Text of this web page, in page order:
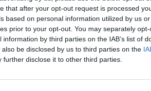
that after your opt-out request is processed
based on personal information utilized by us
prior to your opt-out. You may separately
by third parties on the IAB’s list of
be disclosed by us to third parties on the
further disclose it to other third parties.
rozpoznávat a odlévat stopy lesní
kraji se vydali do obor pozorovat
předvedli lesní techniku.
které podnik pořádal vždy na
nich pomáhali obnovovat lesy po
Akce tehdy navštívily